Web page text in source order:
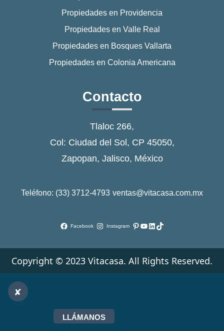
Propiedades en Providencia
Propiedades en Valle Real
Propiedades en Bosques Vallarta
Propiedades en Colonia Americana
Contacto
Tlaloc 266,
Col: Ciudad del Sol, CP 45050,
Zapopan, Jalisco, México
Teléfono: (33) 3712-4793 ventas@vitacasa.com.mx
Facebook Instagram Pinterest
YouTube
LinkedIn
TikTok
Copyright © 2023 Vitacasa. All Rights Reserved.
LLÁMANOS